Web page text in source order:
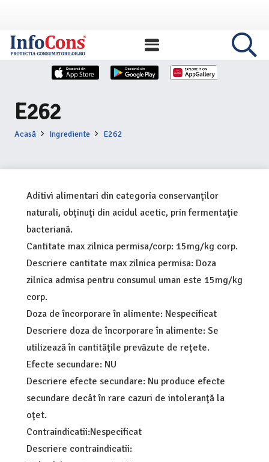
E262
Acasă Ingrediente E262
Aditivi alimentari din categoria conservanţilor
naturali, obţinuţi din acidul acetic, prin fermentaţie
bacteriană.
Cantitate max zilnica permisa/corp: 15mg/kg corp.
Descriere cantitate max zilnica permisa: Doza
zilnica admisa pentru consumul uman este 15mg/kg
corp.
Doza de încorporare în alimente: Nespecificat
Descriere doza de încorporare în alimente: Se
utilizează în cantităţile prevăzute de reţete.
Efecte secundare: NU
Descriere efecte secundare: Nu produce efecte
secundare decât în rare cazuri de intoleranţă la
oţet.
Contraindicatii:Nespecificat
Descriere contraindicatii: